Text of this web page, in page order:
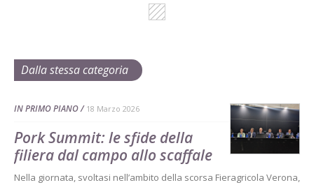
Dalla stessa categoria
IN PRIMO PIANO 18 Marzo 2026
Pork Summit: le sfide della
filiera dal campo allo scaffale
Nella giornata, svoltasi nell’ambito della scorsa Fieragricola Verona,